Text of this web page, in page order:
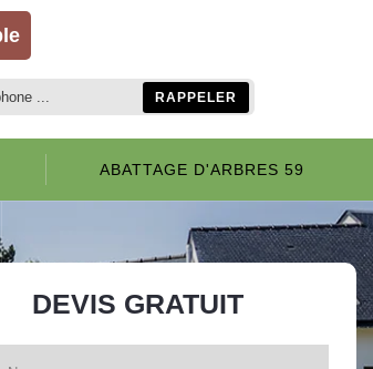
ABATTAGE D'ARBRES 59
DEVIS GRATUIT